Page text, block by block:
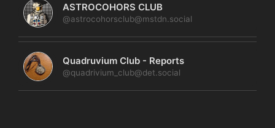
ASTROCOHORS CLUB
@astrocohorsclub@mstdn.social
Quadruvium Club - Reports
@quadrivium_club@det.social